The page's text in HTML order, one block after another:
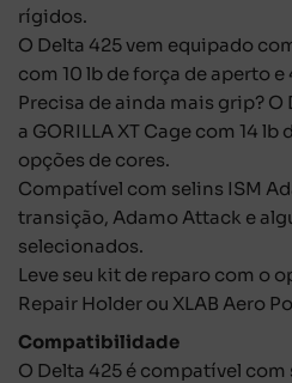
rígidos.
O Delta 425 vem equipado
com 10 lb de força de aperto e
Precisa de ainda mais grip? O
a GORILLA XT Cage com 14
opções de cores.
Compatível com selins ISM
transição, Adamo Attack e
selecionados.
Leve seu kit de reparo com o
Repair Holder ou XLAB Aero
Compatibilidade
O Delta 425 é compatível